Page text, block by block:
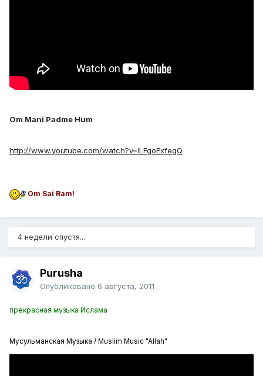
Om Mani Padme Hum
http://www.youtube.com/watch?v=ILFgoExfegQ
Om Sai Ram!
4 недели спустя...
Purusha
Опубликовано 6 августа, 2011
прекрасная музыка Ислама
Мусульманская Музыка / Muslim Music "Allah"